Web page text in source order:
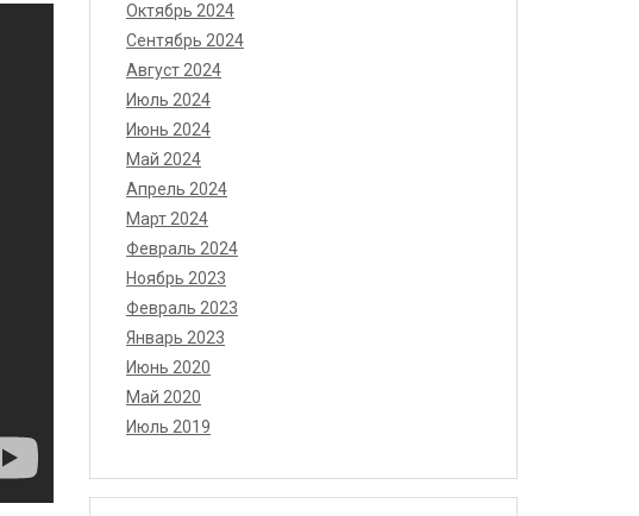
Октябрь 2024
Сентябрь 2024
Август 2024
Июль 2024
Июнь 2024
Май 2024
Апрель 2024
Март 2024
Февраль 2024
Ноябрь 2023
Февраль 2023
Январь 2023
Июнь 2020
Май 2020
Июль 2019